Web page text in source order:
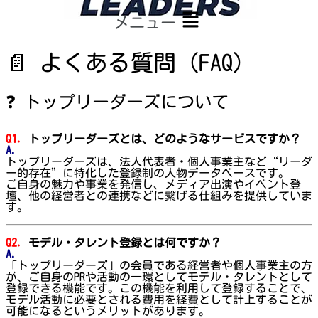
メニュー
📄 よくある質問（FAQ）
❓ トップリーダーズについて
Q1.
トップリーダーズとは、どのようなサービスですか？
A.
トップリーダーズは、法人代表者・個人事業主など“リーダ
ー的存在”に特化した登録制の人物データベースです。
ご自身の魅力や事業を発信し、メディア出演やイベント登
壇、他の経営者との連携などに繋げる仕組みを提供していま
す。
Q2.
モデル・タレント登録とは何ですか？
A.
「トップリーダーズ」の会員である経営者や個人事業主の方
が、ご自身のPRや活動の一環としてモデル・タレントとして
登録できる機能です。この機能を利用して登録することで、
モデル活動に必要とされる費用を経費として計上することが
可能になるというメリットがあります。